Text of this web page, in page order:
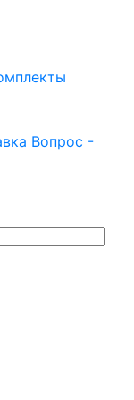
Вопрос -